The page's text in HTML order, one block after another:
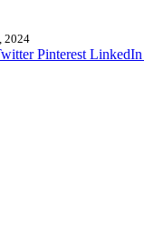
2024
Pinterest LinkedIn